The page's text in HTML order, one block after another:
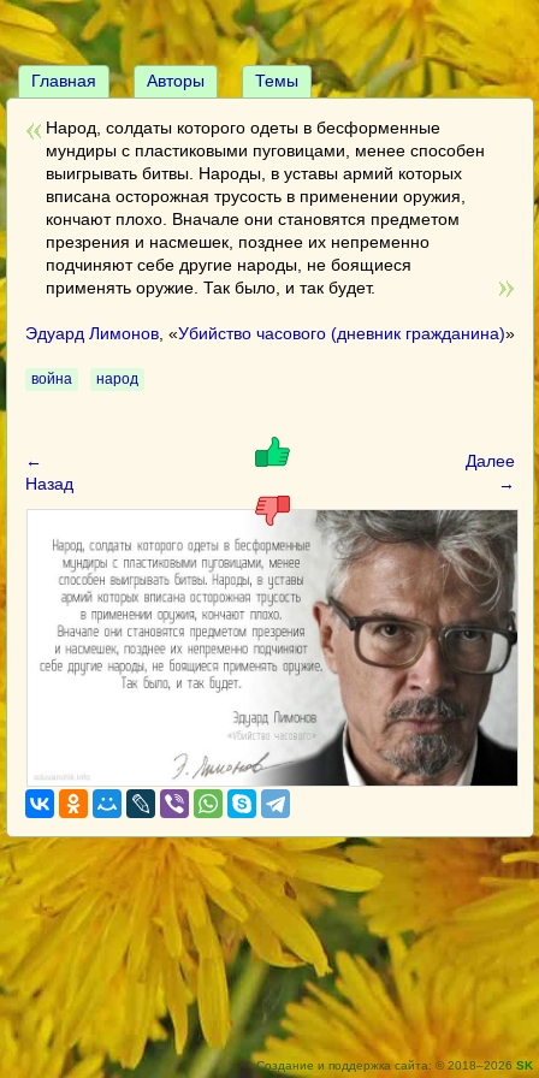
Главная Авторы Темы
Народ, солдаты которого одеты в бесформенные
мундиры с пластиковыми пуговицами, менее способен
выигрывать битвы. Народы, в уставы армий которых
вписана осторожная трусость в применении оружия,
кончают плохо. Вначале они становятся предметом
презрения и насмешек, позднее их непременно
подчиняют себе другие народы, не боящиеся
применять оружие. Так было, и так будет.
Эдуард Лимонов , «Убийство часового (дневник гражданина)»
война народ
←
Назад
Далее
→
Создание и поддержка сайта: © 2018–2026 SK